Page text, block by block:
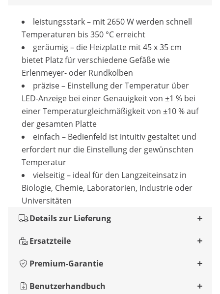
leistungsstark – mit 2650 W werden schnell
Temperaturen bis 350 °C erreicht
geräumig – die Heizplatte mit 45 x 35 cm
bietet Platz für verschiedene Gefäße wie
Erlenmeyer- oder Rundkolben
präzise – Einstellung der Temperatur über
LED-Anzeige bei einer Genauigkeit von ±1 % bei
einer Temperaturgleichmäßigkeit von ±10 % auf
der gesamten Platte
einfach – Bedienfeld ist intuitiv gestaltet und
erfordert nur die Einstellung der gewünschten
Temperatur
vielseitig – ideal für den Langzeiteinsatz in
Biologie, Chemie, Laboratorien, Industrie oder
Universitäten
Details zur Lieferung
Ersatzteile
Premium-Garantie
Benutzerhandbuch